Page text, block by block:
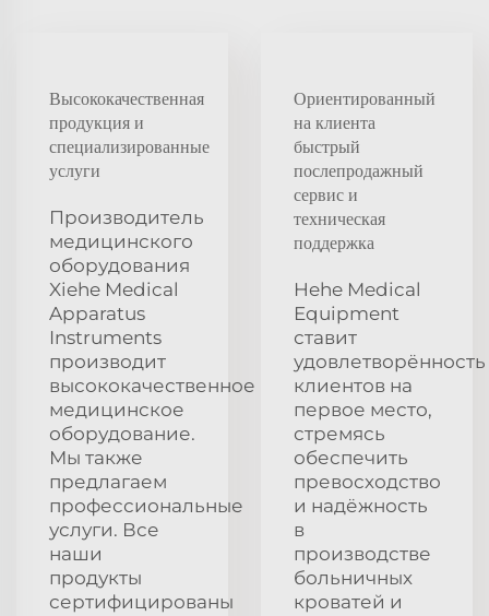
Высококачественная
продукция и
специализированные
услуги
Производитель
медицинского
оборудования
Xiehe Medical
Apparatus
Instruments
производит
высококачественное
медицинское
оборудование.
Мы также
предлагаем
профессиональные
услуги. Все
наши
продукты
сертифицированы
Ориентированный
на клиента
быстрый
послепродажный
сервис и
техническая
поддержка
Hehe Medical
Equipment
ставит
удовлетворённость
клиентов на
первое место,
стремясь
обеспечить
превосходство
и надёжность
в
производстве
больничных
кроватей и